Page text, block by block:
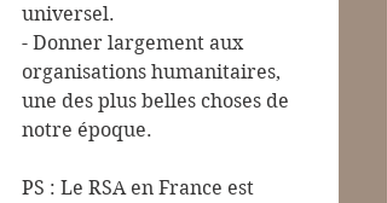
universel.
- Donner largement aux
organisations humanitaires,
une des plus belles choses de
notre époque.
PS : Le RSA en France est